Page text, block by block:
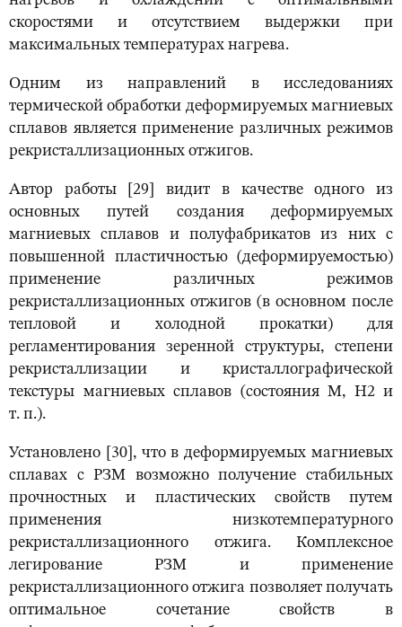
скоростями и отсутствием выдержки при
максимальных температурах нагрева.
Одним из направлений в исследованиях
термической обработки деформируемых магниевых
сплавов является применение различных режимов
рекристаллизационных отжигов.
Автор работы [29] видит в качестве одного из
основных путей создания деформируемых
магниевых сплавов и полуфабрикатов из них с
повышенной пластичностью (деформируемостью)
применение различных режимов
рекристаллизационных отжигов (в основном после
тепловой и холодной прокатки) для
регламентирования зеренной структуры, степени
рекристаллизации и кристаллографической
текстуры магниевых сплавов (состояния М, Н2 и
т. п.).
Установлено [30], что в деформируемых магниевых
сплавах с РЗМ возможно получение стабильных
прочностных и пластических свойств путем
применения низкотемпературного
рекристаллизационного отжига. Комплексное
легирование РЗМ и применение
рекристаллизационного отжига позволяет получать
оптимальное сочетание свойств в